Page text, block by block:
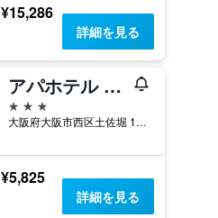
¥15,286
詳細を見る
アパホテル 大阪肥後橋駅前
3つ星
大阪府大阪市西区土佐堀 1-2-1
¥5,825
詳細を見る